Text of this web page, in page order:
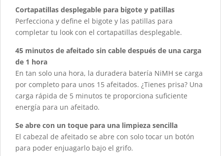
Cortapatillas desplegable para bigote y patillas
Perfecciona y define el bigote y las patillas para
completar tu look con el cortapatillas desplegable.
45 minutos de afeitado sin cable después de una carga
de 1 hora
En tan solo una hora, la duradera batería NiMH se carga
por completo para unos 15 afeitados. ¿Tienes prisa? Una
carga rápida de 5 minutos te proporciona suficiente
energía para un afeitado.
Se abre con un toque para una limpieza sencilla
El cabezal de afeitado se abre con solo tocar un botón
para poder enjuagarlo bajo el grifo.